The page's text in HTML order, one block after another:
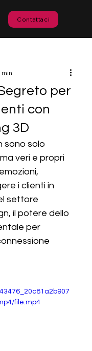
Contattaci
per
con
3D
min
sono solo
veri e propri
i clienti in
settore
il potere dello
per
file.mp4